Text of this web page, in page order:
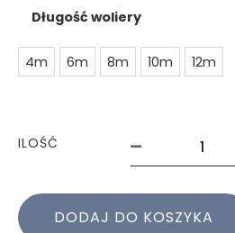
Długość woliery
4m 6m 8m 10m 12m
ILOŚĆ
DODAJ DO KOSZYKA